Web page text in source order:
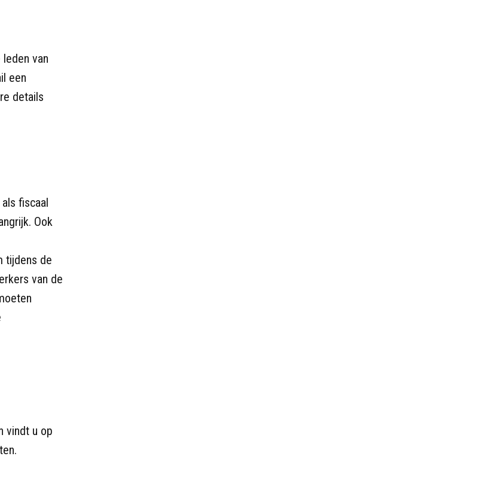
van
een
details
fiscaal
Ook
tijdens de
van de
vindt u op